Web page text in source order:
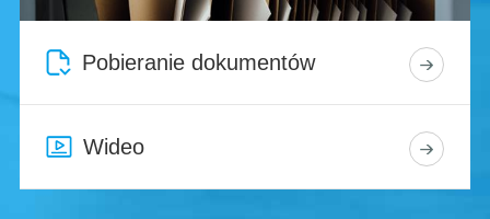
Pobieranie dokumentów
Wideo